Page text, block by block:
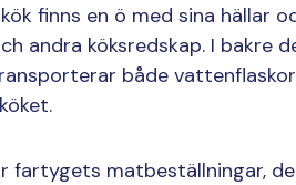
finns en ö med sina hällar
andra köksredskap. I bakre
både
fartygets matbeställningar,